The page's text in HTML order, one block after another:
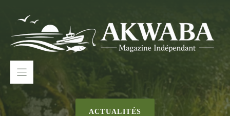
contenu
ACTUALITÉS